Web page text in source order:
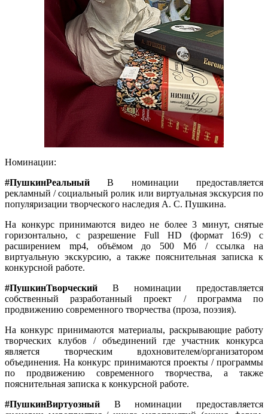
Номинации:
#ПушкинРеальныйВ номинации предоставляется
рекламный / социальный ролик или виртуальная экскурсия по
популяризации творческого наследия А. С. Пушкина.
На конкурс принимаются видео не более 3 минут, снятые
горизонтально, с разрешение Full HD (формат 16:9) с
расширением mp4, объёмом до 500 Мб / ссылка на
виртуальную экскурсию, а также пояснительная записка к
конкурсной работе.
#ПушкинТворческий В номинации предоставляется
собственный разработанный проект / программа по
продвижению современного творчества (проза, поэзия).
На конкурс принимаются материалы, раскрывающие работу
творческих клубов / объединений где участник конкурса
является творческим вдохновителем/организатором
объединения. На конкурс принимаются проекты / программы
по продвижению современного творчества, а также
пояснительная записка к конкурсной работе.
#ПушкинВиртуозный В номинации предоставляется